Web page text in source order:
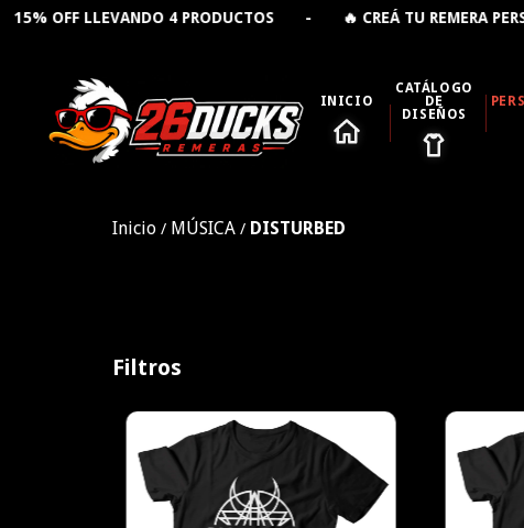
4 PRODUCTOS - 🔥 CREÁ TU REMERA
INICIO
CATÁLOGO
DE
DISEÑOS
Inicio / MÚSICA / DISTURBED
Filtros